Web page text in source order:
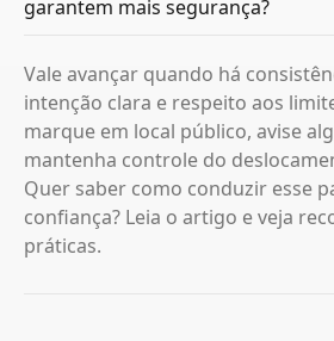
garantem mais segurança?
Vale avançar quando há
intenção clara e respeito aos
marque em local público, avise
mantenha controle do
Quer saber como conduzir esse
confiança? Leia o artigo e veja
práticas.